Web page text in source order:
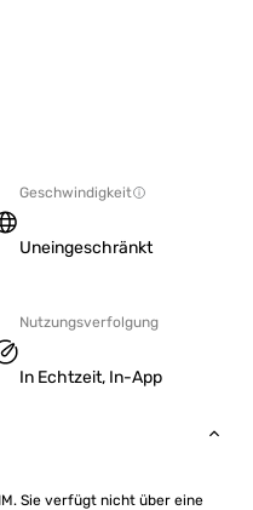
Geschwindigkeit
Uneingeschränkt
Nutzungsverfolgung
In Echtzeit, In-App
Sie verfügt nicht über eine